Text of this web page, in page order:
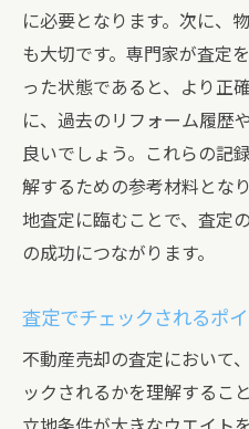
に必要となります。次に、
も大切です。専門家が査定
った状態であると、より正
に、過去のリフォーム履歴
良いでしょう。これらの記
解するための参考材料とな
地査定に臨むことで、査定
の成功につながります。
査定でチェックされるポ
不動産売却の査定において
ックされるかを理解するこ